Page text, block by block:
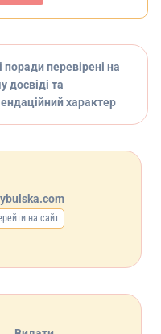
поради перевірені на
досвіді та
характер
на сайт